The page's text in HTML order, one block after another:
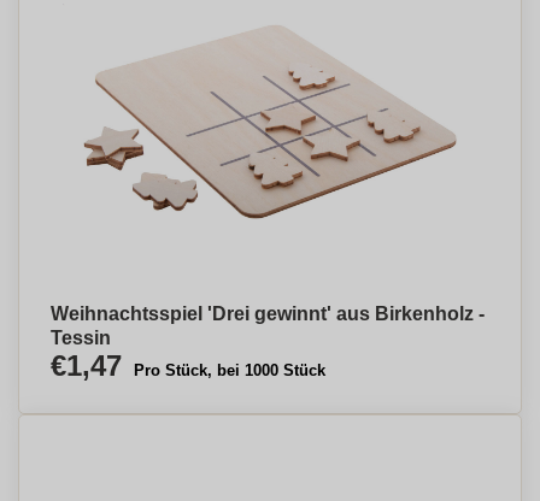
Weihnachtsspiel 'Drei gewinnt' aus Birkenholz -
Tessin
€1,47 Pro Stück, bei 1000 Stück